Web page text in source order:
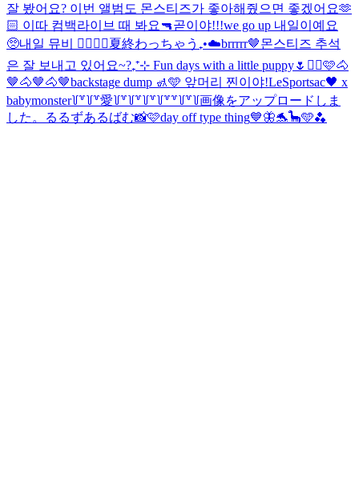
잘 봤어요? 이번 앨범도 몬스티즈가 좋아해줬으면 좋겠어요🫶
🏻 이따 컴백라이브 때 봐요🔫곧이야!!!we go up 내일이예요
🥺내일 뮤비 ❤️‍🔥❤️‍🔥夏終わっちゃう₊•☁️brrrrr🤎몬스티즈 추석
은 잘 보내고 있어요~?₊⁺⊹ Fun days with a little puppy🌷 ✌🏻🩷🐴
🤎🐴🤎🐴🤎backstage dump 🚮🩵 앞머리 찐이야!LeSportsac🖤 x
babymonster꒦꒷꒦꒷愛꒦꒷꒦꒷꒦꒷꒦꒷꒷꒦꒷꒦画像をアップロードしま
した。
るるずあるばむ📸🩷day off type thing💙🦋🐬🦕🩵🫐